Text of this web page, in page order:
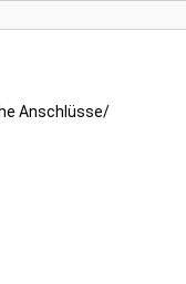
Anschlüsse/